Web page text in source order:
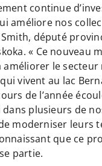
continue
améliore nos
député
« Ce nouveau
le secteur
vivent au lac
de l’année
dans plusieurs de
moderniser leurs
que ce
partie.